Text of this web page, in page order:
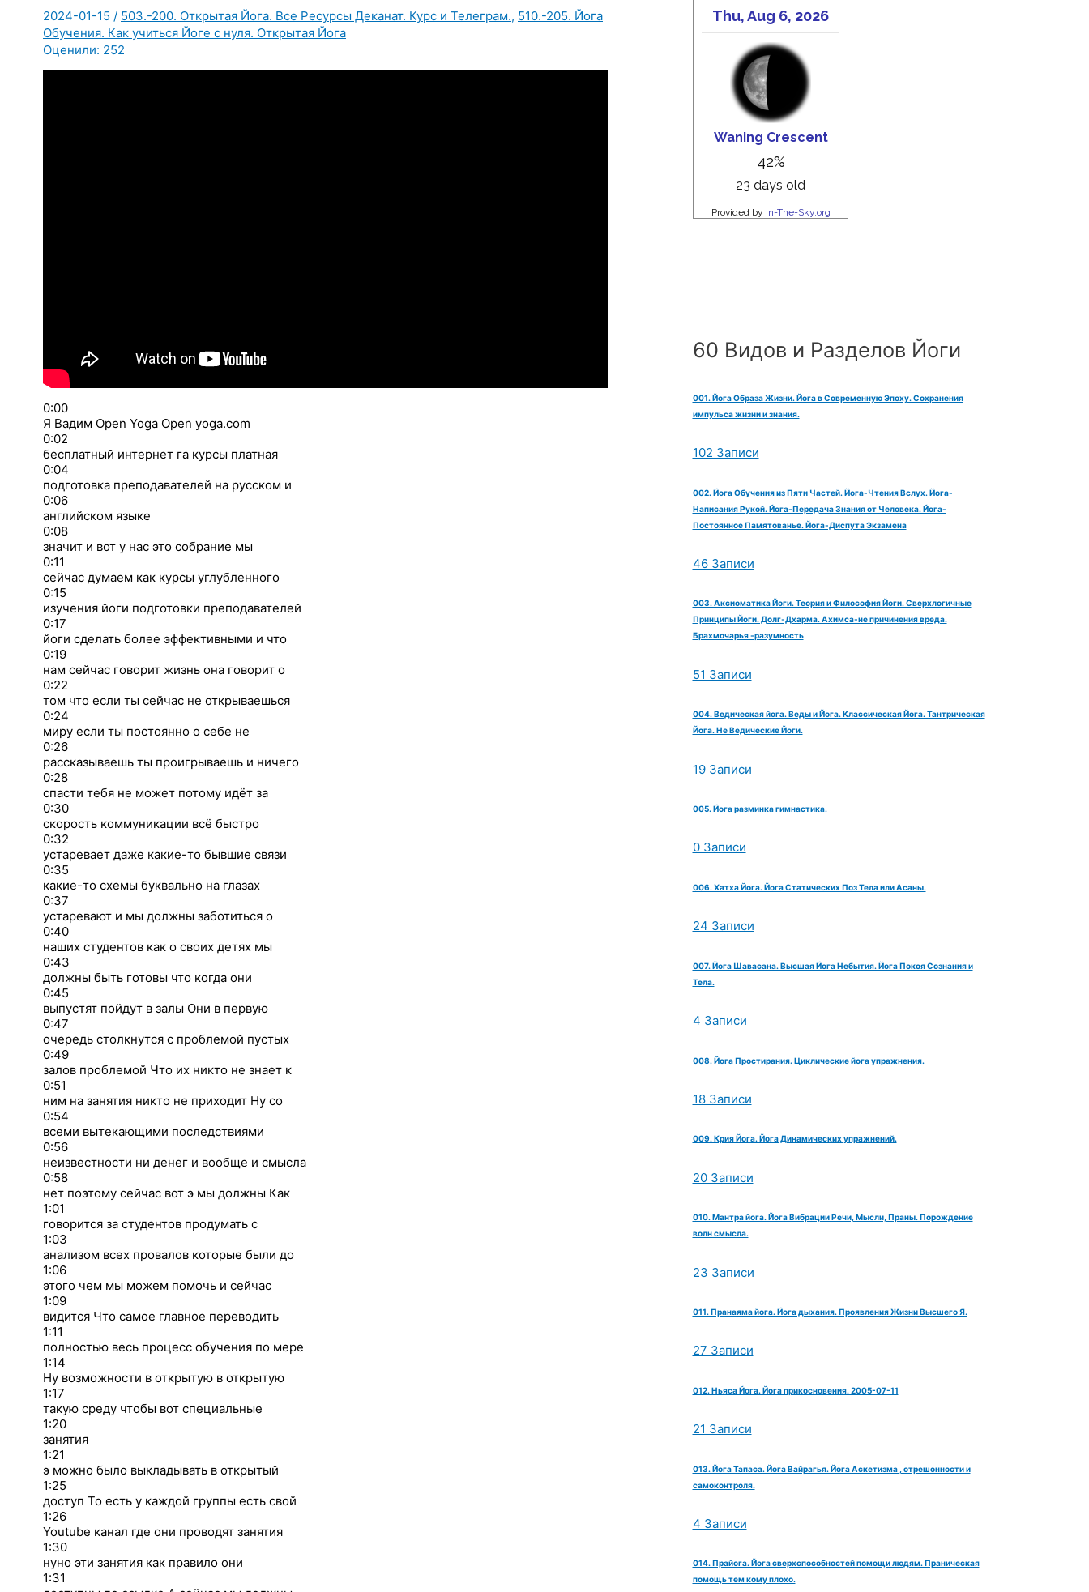
2024-01-15 / 503.-200. Открытая Йога. Все Ресурсы Деканат. Курс и Телеграм., 510.-205. Йога
Обучения. Как учиться Йоге с нуля. Открытая Йога
Оценили: 252
0:00
Я Вадим Open Yoga Open yoga.com
0:02
бесплатный интернет га курсы платная
0:04
подготовка преподавателей на русском и
0:06
английском языке
0:08
значит и вот у нас это собрание мы
0:11
сейчас думаем как курсы углубленного
0:15
изучения йоги подготовки преподавателей
0:17
йоги сделать более эффективными и что
0:19
нам сейчас говорит жизнь она говорит о
0:22
том что если ты сейчас не открываешься
0:24
миру если ты постоянно о себе не
0:26
рассказываешь ты проигрываешь и ничего
0:28
спасти тебя не может потому идёт за
0:30
скорость коммуникации всё быстро
0:32
устаревает даже какие-то бывшие связи
0:35
какие-то схемы буквально на глазах
0:37
устаревают и мы должны заботиться о
0:40
наших студентов как о своих детях мы
0:43
должны быть готовы что когда они
0:45
выпустят пойдут в залы Они в первую
0:47
очередь столкнутся с проблемой пустых
0:49
залов проблемой Что их никто не знает к
0:51
ним на занятия никто не приходит Ну со
0:54
всеми вытекающими последствиями
0:56
неизвестности ни денег и вообще и смысла
0:58
нет поэтому сейчас вот э мы должны Как
1:01
говорится за студентов продумать с
1:03
анализом всех провалов которые были до
1:06
этого чем мы можем помочь и сейчас
1:09
видится Что самое главное переводить
1:11
полностью весь процесс обучения по мере
1:14
Ну возможности в открытую в открытую
1:17
такую среду чтобы вот специальные
1:20
занятия
1:21
э можно было выкладывать в открытый
1:25
доступ То есть у каждой группы есть свой
1:26
Youtube канал где они проводят занятия
1:30
нуно эти занятия как правило они
1:31
60 Видов и Разделов Йоги
001. Йога Образа Жизни. Йога в Современную Эпоху. Сохранения
импульса жизни и знания.
102 Записи
002. Йога Обучения из Пяти Частей. Йога-Чтения Вслух. Йога-
Написания Рукой. Йога-Передача Знания от Человека. Йога-
Постоянное Памятованье. Йога-Диспута Экзамена
46 Записи
003. Аксиоматика Йоги. Теория и Философия Йоги. Сверхлогичные
Принципы Йоги. Долг-Дхарма. Ахимса-не причинения вреда.
Брахмочарья -разумность
51 Записи
004. Ведическая йога. Веды и Йога. Классическая Йога. Тантрическая
Йога. Не Ведические Йоги.
19 Записи
005. Йога разминка гимнастика.
0 Записи
006. Хатха Йога. Йога Статических Поз Тела или Асаны.
24 Записи
007. Йога Шавасана. Высшая Йога Небытия. Йога Покоя Сознания и
Тела.
4 Записи
008. Йога Простирания. Циклические йога упражнения.
18 Записи
009. Крия Йога. Йога Динамических упражнений.
20 Записи
010. Мантра йога. Йога Вибрации Речи, Мысли, Праны. Порождение
волн смысла.
23 Записи
011. Пранаяма йога. Йога дыхания. Проявления Жизни Высшего Я.
27 Записи
012. Ньяса Йога. Йога прикосновения. 2005-07-11
21 Записи
013. Йога Тапаса. Йога Вайрагья. Йога Аскетизма , отрешонности и
самоконтроля.
4 Записи
014. Прайога. Йога сверхспособностей помощи людям. Праническая
помощь тем кому плохо.